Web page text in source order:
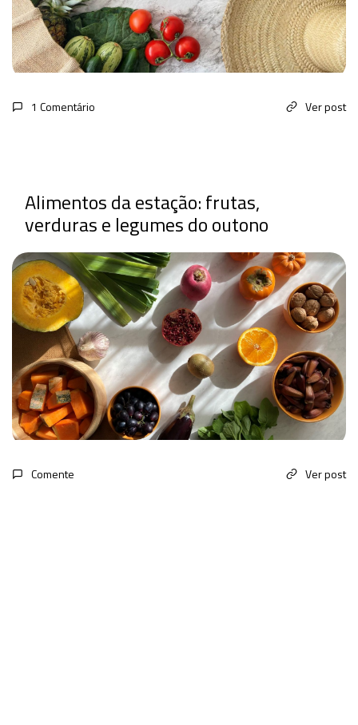
1 Comentário Ver post
Alimentos da estação: frutas,
verduras e legumes do outono
Comente Ver post